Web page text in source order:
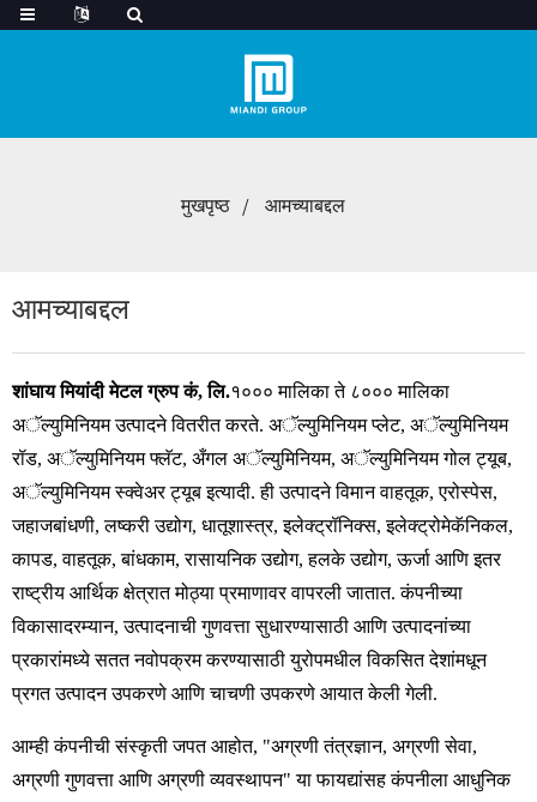
मुखपृष्ठ आमच्याबद्दल
आमच्याबद्दल
शांघाय मियांदी मेटल ग्रुप कं, लि.१००० मालिका ते ८००० मालिका
अॅल्युमिनियम उत्पादने वितरीत करते. अॅल्युमिनियम प्लेट, अॅल्युमिनियम
रॉड, अॅल्युमिनियम फ्लॅट, अँगल अॅल्युमिनियम, अॅल्युमिनियम गोल ट्यूब,
अॅल्युमिनियम स्क्वेअर ट्यूब इत्यादी. ही उत्पादने विमान वाहतूक, एरोस्पेस,
जहाजबांधणी, लष्करी उद्योग, धातूशास्त्र, इलेक्ट्रॉनिक्स, इलेक्ट्रोमेकॅनिकल,
कापड, वाहतूक, बांधकाम, रासायनिक उद्योग, हलके उद्योग, ऊर्जा आणि इतर
राष्ट्रीय आर्थिक क्षेत्रात मोठ्या प्रमाणावर वापरली जातात. कंपनीच्या
विकासादरम्यान, उत्पादनाची गुणवत्ता सुधारण्यासाठी आणि उत्पादनांच्या
प्रकारांमध्ये सतत नवोपक्रम करण्यासाठी युरोपमधील विकसित देशांमधून
प्रगत उत्पादन उपकरणे आणि चाचणी उपकरणे आयात केली गेली.
आम्ही कंपनीची संस्कृती जपत आहोत, "अग्रणी तंत्रज्ञान, अग्रणी सेवा,
अग्रणी गुणवत्ता आणि अग्रणी व्यवस्थापन" या फायद्यांसह कंपनीला आधुनिक